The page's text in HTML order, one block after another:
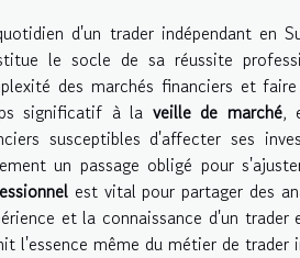
d'un trader indépendant en
le socle de sa réussite
des marchés financiers et
significatif à la veille de marché,
susceptibles d'affecter ses
un passage obligé pour
est vital pour partager des
et la connaissance d'un
l'essence même du métier de trader